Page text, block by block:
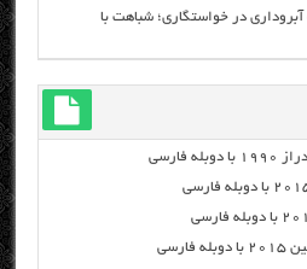
در خواستگاری؛ شباهت با